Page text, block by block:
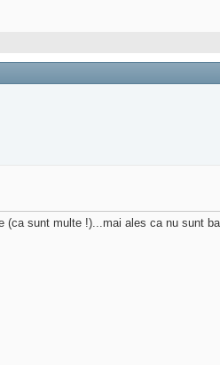
(ca sunt multe !)...mai ales ca nu sunt